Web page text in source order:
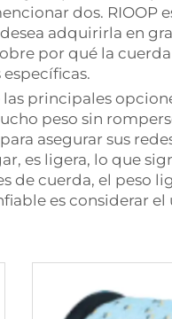
dos. RIOOP
adquirirla en
por qué la
principales
peso sin
asegurar sus
es ligera, lo que
cuerda, el peso
es considerar el